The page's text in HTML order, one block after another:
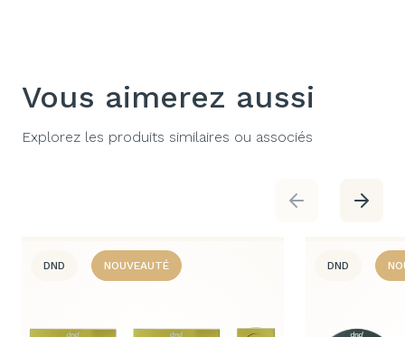
Vous aimerez aussi
Explorez les produits similaires ou associés
DND NOUVEAUTÉ DND